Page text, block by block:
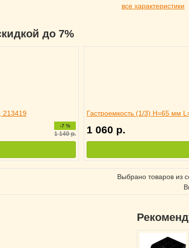
все характеристики
до 7%
213419
-7 %
1 140р.
Гастроемкость (1/3) H=65 мм
1 060 р.
Выбрано товаров из